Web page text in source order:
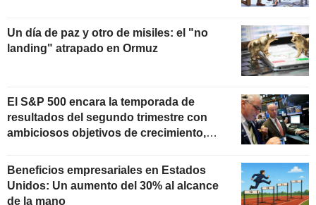
Un día de paz y otro de misiles: el "no
landing" atrapado en Ormuz
El S&P 500 encara la temporada de
resultados del segundo trimestre con
ambiciosos objetivos de crecimiento,
Beneficios empresariales en Estados
Unidos: Un aumento del 30% al alcance
de la mano